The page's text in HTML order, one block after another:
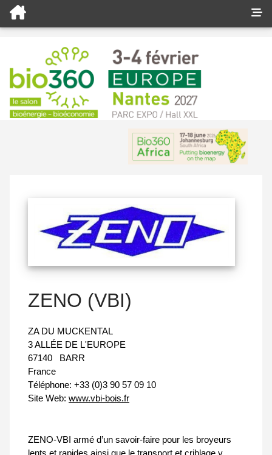
ZENO (VBI)
ZA DU MUCKENTAL
3 ALLÉE DE L'EUROPE
67140
BARR
France
Téléphone: +33 (0)3 90 57 09 10
Site Web: www.vbi-bois.fr
ZENO-VBI armé d’un savoir-faire pour les broyeurs